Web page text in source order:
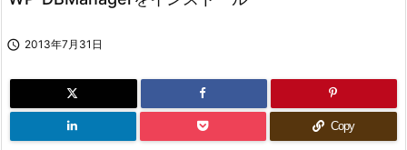
 2013年7月31日
Copy